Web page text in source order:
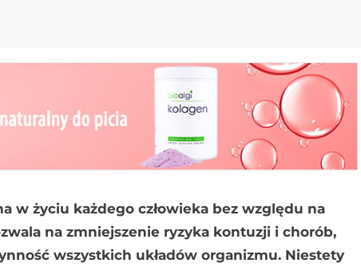
w życiu każdego człowieka bez względu na
na zmniejszenie ryzyka kontuzji i chorób,
wszystkich układów organizmu. Niestety